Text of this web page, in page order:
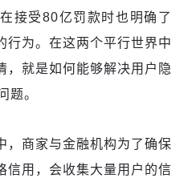
接受80亿罚款时也明确了
行为。在这两个平行世界中
，就是如何能够解决用户隐
题。
，商家与金融机构为了确保
信用，会收集大量用户的信